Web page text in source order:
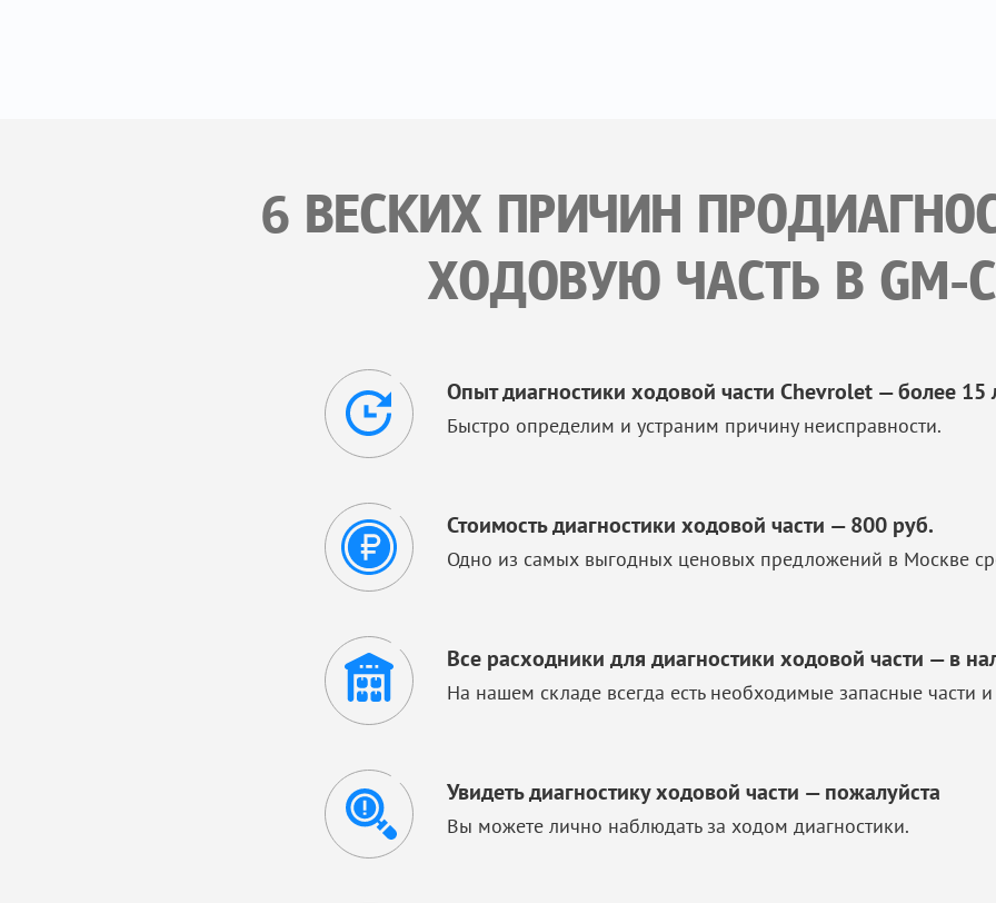
6 ВЕСКИХ ПРИЧИН
ХОДОВУЮ ЧАСТЬ В GM-
Опыт диагностики ходовой части Chevrolet — более 15
Быстро определим и устраним причину неисправности.
Стоимость диагностики ходовой части — 800 руб.
Одно из самых выгодных ценовых предложений в Москве
Все расходники для диагностики ходовой части — в
На нашем складе всегда есть необходимые запасные части
Увидеть диагностику ходовой части — пожалуйста
Вы можете лично наблюдать за ходом диагностики.